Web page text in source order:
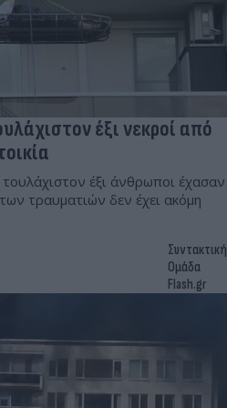
έξι νεκροί από
έξι άνθρωποι έχασαν
τραυματιών δεν έχει ακόμη
Συντακτική
Ομάδα
Flash.gr